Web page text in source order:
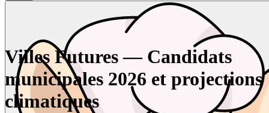
Villes Futures — Candidats
municipales 2026 et projections
climatiques